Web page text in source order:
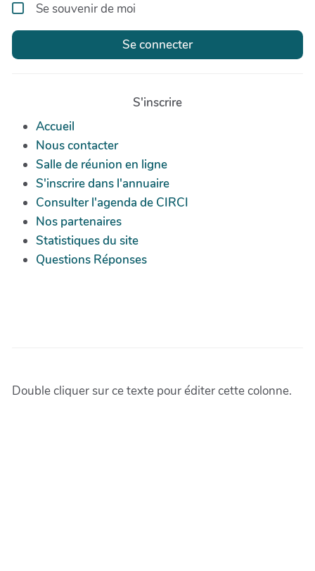
Se souvenir de moi
Se connecter
S'inscrire
Accueil
Nous contacter
Salle de réunion en ligne
S'inscrire dans l'annuaire
Consulter l'agenda de CIRCI
Nos partenaires
Statistiques du site
Questions Réponses
Double cliquer sur ce texte pour éditer cette colonne.